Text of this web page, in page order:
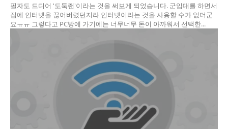
필자도 드디어 '도둑랜'이라는 것을 써보게 되었습니다. 군입대를 하면서
집에 인터넷을 끊어버렸던지라 인터넷이라는 것을 사용할 수가 없더군
요ㅠㅠ 그렇다고 PC방에 가기에는 너무너무 돈이 아까워서 선택한...